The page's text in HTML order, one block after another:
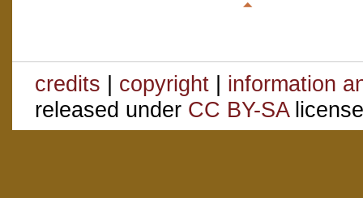
credits | copyright | information
released under CC BY-SA